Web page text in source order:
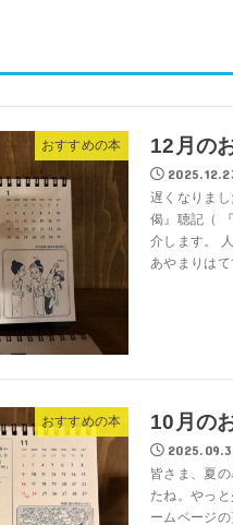
おすすめの本 12月の
遅くなりま
偈』聴記（
介します。
あやまりはて
おすすめの本 10月の
皆さま、夏
たね。やっ
ームページ